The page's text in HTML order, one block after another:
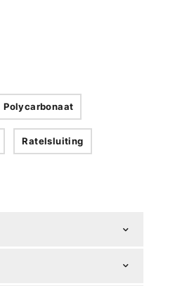
Polycarbonaat
Ratelsluiting